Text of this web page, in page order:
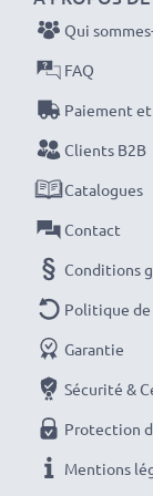
depuis 2004,
une garantie
Qui
FAQ
Paiement
Clients B2B
Catalogues
Contact
Conditions
Politique
Garantie
Sécurité &
Protection
Mentions